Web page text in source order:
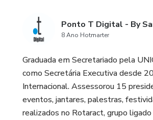
Ponto T Digital - By
8 Ano Hotmarter
Graduada em Secretariado pela
como Secretária Executiva desde
Internacional. Assessorou 15
eventos, jantares, palestras,
realizados no Rotaract, grupo